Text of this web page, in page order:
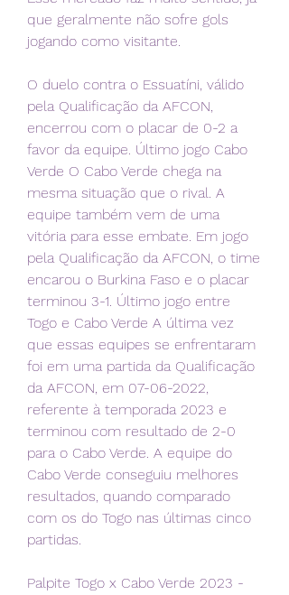
que geralmente não sofre gols
jogando como visitante.
O duelo contra o Essuatíni, válido
pela Qualificação da AFCON,
encerrou com o placar de 0-2 a
favor da equipe. Último jogo Cabo
Verde O Cabo Verde chega na
mesma situação que o rival. A
equipe também vem de uma
vitória para esse embate. Em jogo
pela Qualificação da AFCON, o time
encarou o Burkina Faso e o placar
terminou 3-1. Último jogo entre
Togo e Cabo Verde A última vez
que essas equipes se enfrentaram
foi em uma partida da Qualificação
da AFCON, em 07-06-2022,
referente à temporada 2023 e
terminou com resultado de 2-0
para o Cabo Verde. A equipe do
Cabo Verde conseguiu melhores
resultados, quando comparado
com os do Togo nas últimas cinco
partidas.
Palpite Togo x Cabo Verde 2023 -